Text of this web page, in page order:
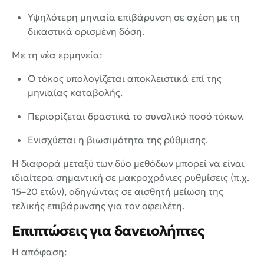
Υψηλότερη μηνιαία επιβάρυνση σε σχέση με τη
δικαστικά ορισμένη δόση.
Με τη νέα ερμηνεία:
Ο τόκος υπολογίζεται αποκλειστικά επί της
μηνιαίας καταβολής.
Περιορίζεται δραστικά το συνολικό ποσό τόκων.
Ενισχύεται η βιωσιμότητα της ρύθμισης.
Η διαφορά μεταξύ των δύο μεθόδων μπορεί να είναι
ιδιαίτερα σημαντική σε μακροχρόνιες ρυθμίσεις (π.χ.
15–20 ετών), οδηγώντας σε αισθητή μείωση της
τελικής επιβάρυνσης για τον οφειλέτη.
Επιπτώσεις για δανειολήπτες
Η απόφαση: